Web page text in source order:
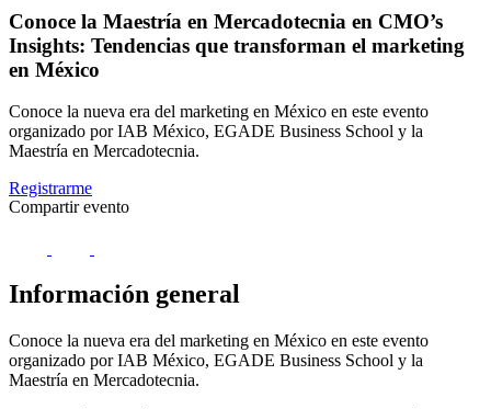
Conoce la Maestría en Mercadotecnia en CMO’s
Insights: Tendencias que transforman el marketing
en México
Conoce la nueva era del marketing en México en este evento
organizado por IAB México, EGADE Business School y la
Maestría en Mercadotecnia.
Registrarme
Compartir evento
Información general
Conoce la nueva era del marketing en México en este evento
organizado por IAB México, EGADE Business School y la
Maestría en Mercadotecnia.